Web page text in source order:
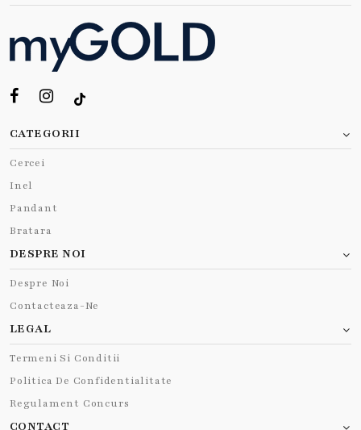
CATEGORII
Cercei
Inel
Pandant
Bratara
DESPRE NOI
Despre Noi
Contacteaza-Ne
LEGAL
Termeni Si Conditii
Politica De Confidentialitate
Regulament Concurs
CONTACT